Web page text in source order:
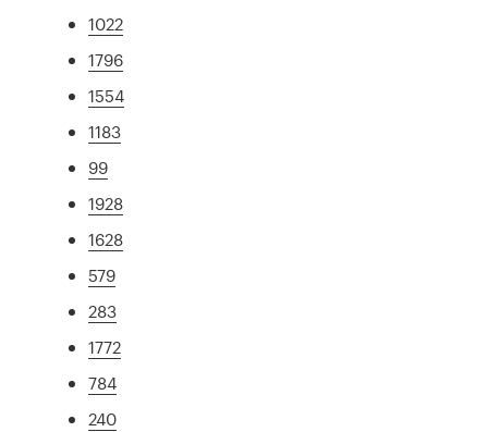
1022
1796
1554
1183
99
1928
1628
579
283
1772
784
240